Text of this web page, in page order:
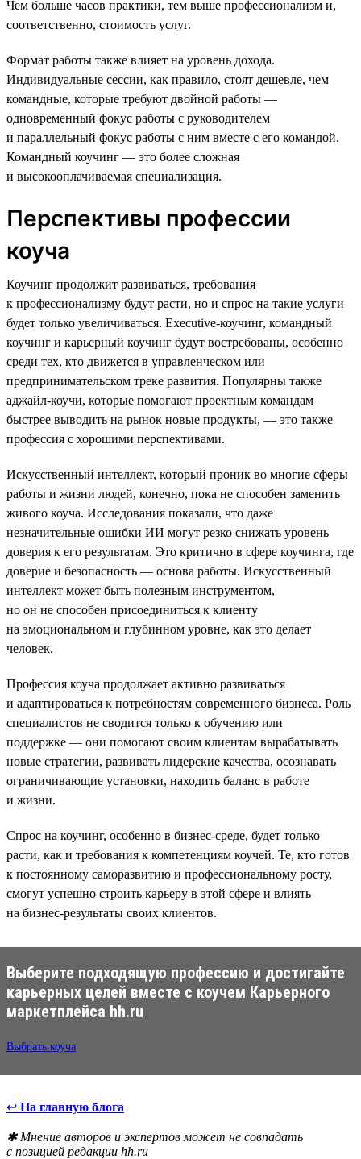
Чем больше часов практики, тем выше профессионализм и,
соответственно, стоимость услуг.
Формат работы также влияет на уровень дохода.
Индивидуальные сессии, как правило, стоят дешевле, чем
командные, которые требуют двойной работы —
одновременный фокус работы с руководителем
и параллельный фокус работы с ним вместе с его командой.
Командный коучинг — это более сложная
и высокооплачиваемая специализация.
Перспективы профессии
коуча
Коучинг продолжит развиваться, требования
к профессионализму будут расти, но и спрос на такие услуги
будет только увеличиваться. Executive-коучинг, командный
коучинг и карьерный коучинг будут востребованы, особенно
среди тех, кто движется в управленческом или
предпринимательском треке развития. Популярны также
аджайл-коучи, которые помогают проектным командам
быстрее выводить на рынок новые продукты, — это также
профессия с хорошими перспективами.
Искусственный интеллект, который проник во многие сферы
работы и жизни людей, конечно, пока не способен заменить
живого коуча. Исследования показали, что даже
незначительные ошибки ИИ могут резко снижать уровень
доверия к его результатам. Это критично в сфере коучинга, где
доверие и безопасность — основа работы. Искусственный
интеллект может быть полезным инструментом,
но он не способен присоединиться к клиенту
на эмоциональном и глубинном уровне, как это делает
человек.
Профессия коуча продолжает активно развиваться
и адаптироваться к потребностям современного бизнеса. Роль
специалистов не сводится только к обучению или
поддержке — они помогают своим клиентам вырабатывать
новые стратегии, развивать лидерские качества, осознавать
ограничивающие установки, находить баланс в работе
и жизни.
Спрос на коучинг, особенно в бизнес-среде, будет только
расти, как и требования к компетенциям коучей. Те, кто готов
к постоянному саморазвитию и профессиональному росту,
смогут успешно строить карьеру в этой сфере и влиять
на бизнес-результаты своих клиентов.
Выберите подходящую профессию и достигайте
карьерных целей вместе с коучем Карьерного
маркетплейса hh.ru
Выбрать коуча
↩ На главную блога
✱ Мнение авторов и экспертов может не совпадать
с позицией редакции hh.ru